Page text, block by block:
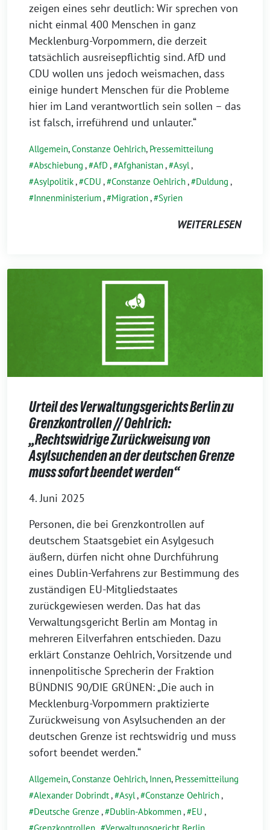
zeigen eines sehr deutlich: Wir sprechen von
nicht einmal 400 Menschen in ganz
Mecklenburg-Vorpommern, die derzeit
tatsächlich ausreisepflichtig sind. AfD und
CDU wollen uns jedoch weismachen, dass
einige hundert Menschen für die Probleme
hier im Land verantwortlich sein sollen – das
ist falsch, irreführend und unlauter.“
Allgemein,Constanze Oehlrich, Pressemitteilung
Abschiebung , AfD , Afghanistan, Asyl,
Asylpolitik, CDU , Constanze Oehlrich, Duldung ,
Innenministerium, Migration, Syrien
WEITERLESEN
Urteil des Verwaltungsgerichts Berlin zu
Grenzkontrollen // Oehlrich:
„Rechtswidrige Zurückweisung von
Asylsuchenden an der deutschen Grenze
muss sofort beendet werden“
4. Juni 2025
Personen, die bei Grenzkontrollen auf
deutschem Staatsgebiet ein Asylgesuch
äußern, dürfen nicht ohne Durchführung
eines Dublin-Verfahrens zur Bestimmung des
zuständigen EU-Mitgliedstaates
zurückgewiesen werden. Das hat das
Verwaltungsgericht Berlin am Montag in
mehreren Eilverfahren entschieden. Dazu
erklärt Constanze Oehlrich, Vorsitzende und
innenpolitische Sprecherin der Fraktion
BÜNDNIS 90/DIE GRÜNEN: „Die auch in
Mecklenburg-Vorpommern praktizierte
Zurückweisung von Asylsuchenden an der
deutschen Grenze ist rechtswidrig und muss
sofort beendet werden.“
Allgemein,Constanze Oehlrich, Innen, Pressemitteilung
Alexander Dobrindt, Asyl , Constanze Oehlrich,
Deutsche Grenze , Dublin-Abkommen, EU ,
Grenzkontrollen
Verwaltungsgericht Berlin